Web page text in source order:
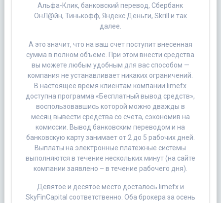
Альфа-Клик, банковский перевод, Сбербанк
ОнЛ@йн, Тинькофф, Яндекс.Деньги, Skrill и так
далее.
А это значит, что на ваш счет поступит внесенная
сумма в полном объеме. При этом внести средства
вы можете любым удобным для вас способом —
компания не устанавливает никаких ограничений.
В настоящее время клиентам компании limefx
доступна программа «Бесплатный вывод средств»,
воспользовавшись которой можно дважды в
месяц вывести средства со счета, сэкономив на
комиссии. Вывод банковским переводом и на
банковскую карту занимает от 2 до 5 рабочих дней.
Выплаты на электронные платежные системы
выполняются в течение нескольких минут (на сайте
компании заявлено – в течение рабочего дня).
Девятое и десятое место досталось limefx и
SkyFinCapital соответственно. Оба брокера за осень